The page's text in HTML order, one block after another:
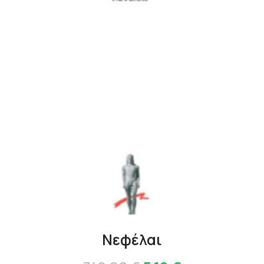
Νεφέλαι